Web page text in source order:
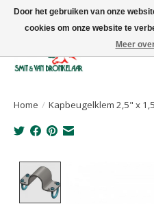
Uw leverancier voor stalinrichtingen
Home / Kapbeugelklem 2,5" x
Door het gebruiken van onze
cookies om onze website te
Meer